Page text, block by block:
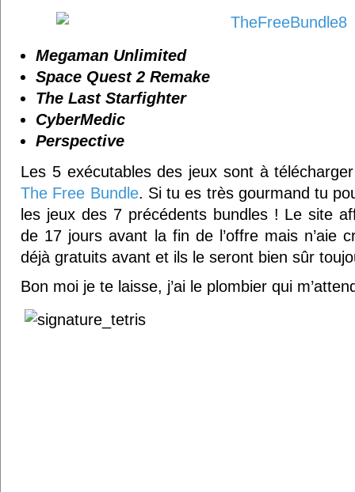
Megaman Unlimited
Space Quest 2 Remake
The Last Starfighter
CyberMedic
Perspective
Les 5 exécutables des jeux sont à
The Free Bundle. Si tu es très gourmand tu
les jeux des 7 précédents bundles ! Le site
de 17 jours avant la fin de l’offre mais n’aie
déjà gratuits avant et ils le seront bien sûr
Bon moi je te laisse, j’ai le plombier qui